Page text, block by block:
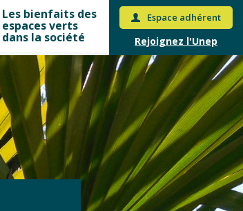
Les bienfaits des
espaces verts
dans la société
Espace adhérent
Rejoignez l'Unep